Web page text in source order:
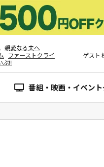
親愛なる夫へ
ファーストクライ
ぶ!!
ゲスト
番組・映画・イベン